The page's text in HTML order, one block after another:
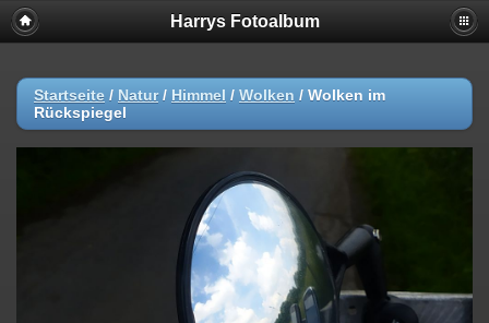
Harrys Fotoalbum
Startseite / Natur/ Himmel / Wolken / Wolken im
Rückspiegel